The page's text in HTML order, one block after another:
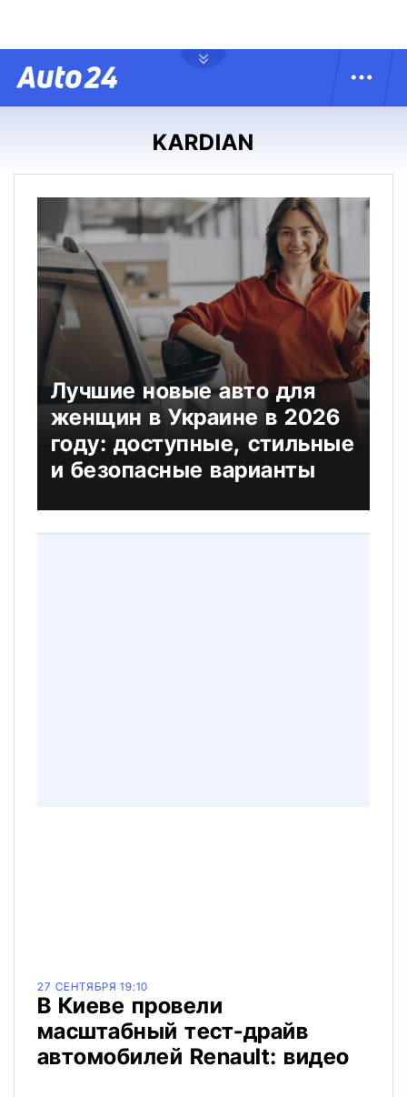
KARDIAN
Лучшие новые авто для
женщин в Украине в 2026
году: доступные, стильные
и безопасные варианты
27 СЕНТЯБРЯ 19:10
В Киеве провели
масштабный тест-драйв
автомобилей Renault: видео